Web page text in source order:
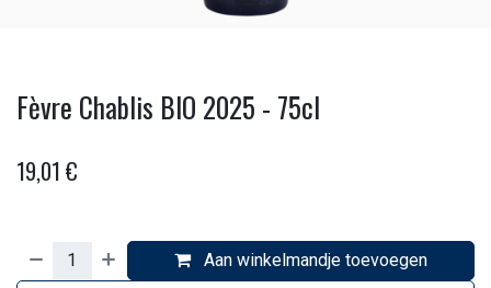
Fèvre Chablis BIO 2025 - 75cl
19,01 €
Aan winkelmandje toevoegen